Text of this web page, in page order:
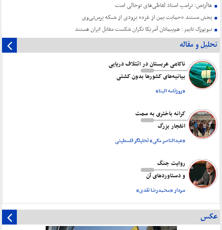
هاآرتص: ترامپ استاد لفاظی‌های توخالی است
پخش مستند «حمایت یمن از غزه» بزودی از شبکه پرس‌تی‌وی
نیویورک تایمز: هم‌پیمانان آمریکا نگران شکست مقابل ایران هستند
تحلیل و مقاله
ناکامی عربستان در ائتلاف دریایی
بیانیه‌های کشورها بدون کشتی
«روزنامه البنا»
کرانه باختری به سمت
انفجار بزرگ
«عبدالناصر مکی» تحلیلگر فلسطینی
روایت جنگ
و دستاورد‌های آن
سردار «محمدرضا نقدی»
عکس